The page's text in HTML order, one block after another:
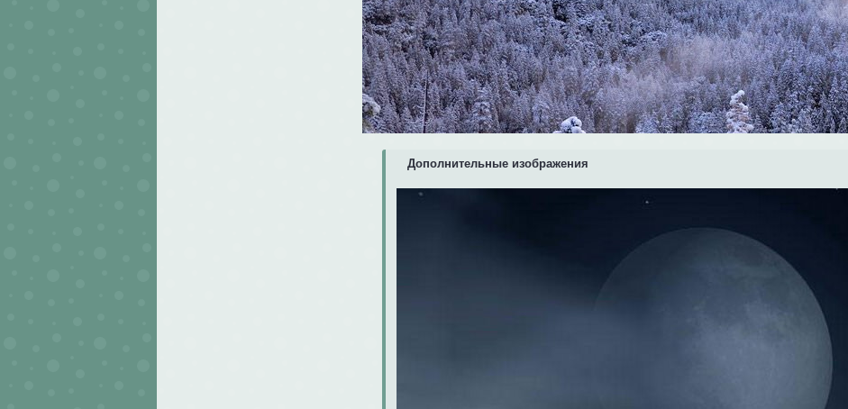
Дополнительные изображения